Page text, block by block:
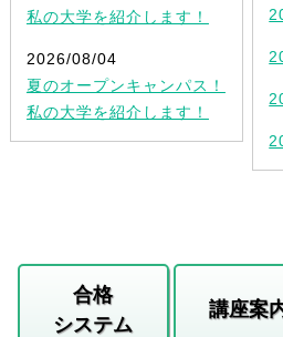
私の大学を紹介します！
2026/08/04
夏のオープンキャンパス！
私の大学を紹介します！
合格
システム
講座案